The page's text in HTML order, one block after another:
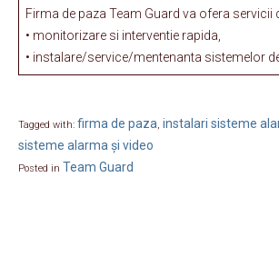
Firma de paza Team Guard va ofera servicii
• monitorizare si interventie rapida,
• instalare/service/mentenanta sistemelor
Tagged with: firma de paza, instalari sisteme
sisteme alarma și video
Posted in Team Guard